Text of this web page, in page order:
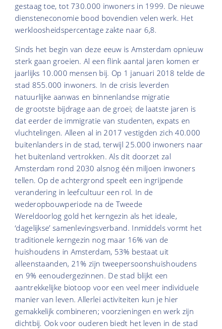
gestaag toe, tot 730.000 inwoners in 1999. De nieuwe
diensteneconomie bood bovendien velen werk. Het
werkloosheidspercentage zakte naar 6,8.
Sinds het begin van deze eeuw is Amsterdam opnieuw
sterk gaan groeien. Al een flink aantal jaren komen er
jaarlijks 10.000 mensen bij. Op 1 januari 2018 telde de
stad 855.000 inwoners. In de crisis leverden
natuurlijke aanwas en binnenlandse migratie
de grootste bijdrage aan de groei; de laatste jaren is
dat eerder de immigratie van studenten, expats en
vluchtelingen. Alleen al in 2017 vestigden zich 40.000
buitenlanders in de stad, terwijl 25.000 inwoners naar
het buitenland vertrokken. Als dit doorzet zal
Amsterdam rond 2030 alsnog één miljoen inwoners
tellen. Op de achtergrond speelt een ingrijpende
verandering in leefcultuur een rol. In de
wederopbouwperiode na de Tweede
Wereldoorlog gold het kerngezin als het ideale,
‘dagelijkse’ samenlevingsverband. Inmiddels vormt het
traditionele kerngezin nog maar 16% van de
huishoudens in Amsterdam, 53% bestaat uit
alleenstaanden, 21% zijn tweepersoonshuishoudens
en 9% eenoudergezinnen. De stad blijkt een
aantrekkelijke biotoop voor een veel meer individuele
manier van leven. Allerlei activiteiten kun je hier
gemakkelijk combineren; voorzieningen en werk zijn
dichtbij. Ook voor ouderen biedt het leven in de stad